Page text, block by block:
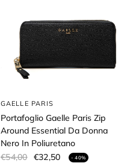
GAELLE PARIS
Portafoglio Gaelle Paris Zip
Around Essential Da Donna
Nero In Poliuretano
€54,00 €32,50 - 40%